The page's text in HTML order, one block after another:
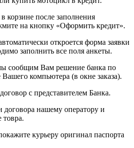
корзине после заполнения
на кнопку «Оформить кредит».
откроется форма заявки
заполнить все поля анкеты.
сообщим Вам решение банка по
компьютера (в окне заказа).
с представителем Банка.
нашему оператору и
товра.
курьеру оригинал паспорта